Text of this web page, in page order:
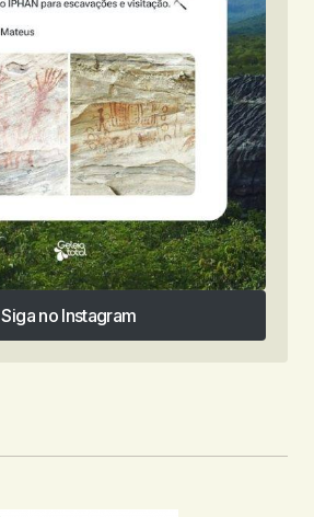
Siga no Instagram
Siga no Instagram